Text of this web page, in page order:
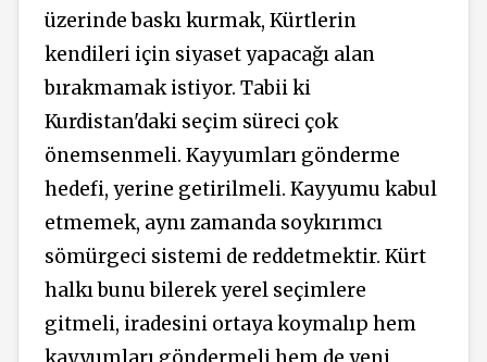
üzerinde baskı kurmak, Kürtlerin
kendileri için siyaset yapacağı alan
bırakmamak istiyor. Tabii ki
Kurdistan'daki seçim süreci çok
önemsenmeli. Kayyumları gönderme
hedefi, yerine getirilmeli. Kayyumu kabul
etmemek, aynı zamanda soykırımcı
sömürgeci sistemi de reddetmektir. Kürt
halkı bunu bilerek yerel seçimlere
gitmeli, iradesini ortaya koymalıp hem